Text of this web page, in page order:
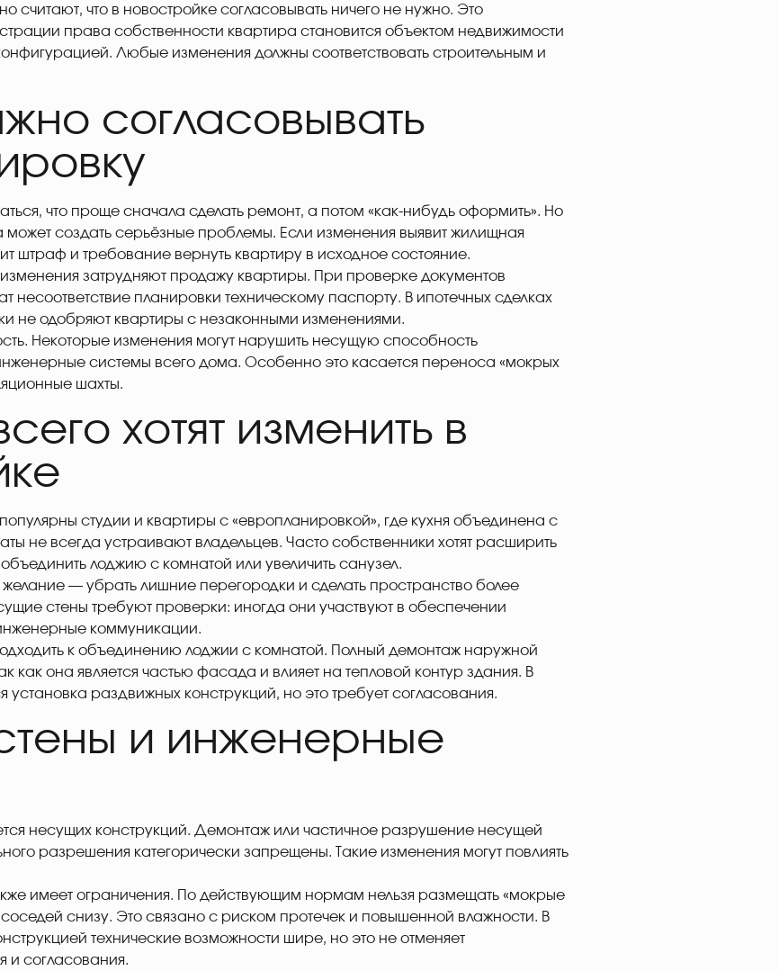
считают, что в новостройке согласовывать ничего не нужно. Это
права собственности квартира становится объектом недвижимости
Любые изменения должны соответствовать строительным и
согласовывать
что проще сначала сделать ремонт, а потом «как-нибудь оформить». Но
создать серьёзные проблемы. Если изменения выявит жилищная
штраф и требование вернуть квартиру в исходное состояние.
затрудняют продажу квартиры. При проверке документов
несоответствие планировки техническому паспорту. В ипотечных сделках
не одобряют квартиры с незаконными изменениями.
Некоторые изменения могут нарушить несущую способность
системы всего дома. Особенно это касается переноса «мокрых
шахты.
хотят изменить в
студии и квартиры с «европланировкой», где кухня объединена с
не всегда устраивают владельцев. Часто собственники хотят расширить
лоджию с комнатой или увеличить санузел.
— убрать лишние перегородки и сделать пространство более
стены требуют проверки: иногда они участвуют в обеспечении
коммуникации.
к объединению лоджии с комнатой. Полный демонтаж наружной
как она является частью фасада и влияет на тепловой контур здания. В
установка раздвижных конструкций, но это требует согласования.
и инженерные
несущих конструкций. Демонтаж или частичное разрушение несущей
разрешения категорически запрещены. Такие изменения могут повлиять
имеет ограничения. По действующим нормам нельзя размещать «мокрые
снизу. Это связано с риском протечек и повышенной влажности. В
технические возможности шире, но это не отменяет
и согласования.